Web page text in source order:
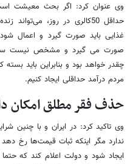
وی عنوان کرد: اگر بحث معیشت
حداقل 50کالری در روز،
غذایی باید صورت گیرد و اعمال
صورت می گیرد و مشخص نیست
چقدر خواهد بود و بنابراین باید
مردم درآمد حداقلی ایجاد کنیم.
حذف فقر مطلق امکان
وی تاکید کرد: در ایران و با چنین
ندارد مگر اینکه ثبات قیمت‌ها رخ
ایجاد شود و دولت اعلام کند که